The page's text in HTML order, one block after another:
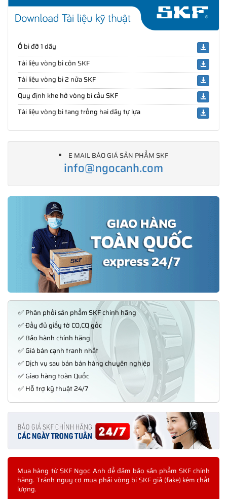
Ổ bi đỡ 1 dãy
Tài liệu vòng bi côn SKF
Tài liệu vòng bi 2 nửa SKF
Quy định khe hở vòng bi cầu SKF
Tài liệu vòng bi tang trống hai dãy tự lựa
E MAIL BÁO GIÁ SẢN PHẨM SKF
info@ngocanh.com
✅ Phân phối sản phẩm SKF chính hãng
✅ Đầy đủ giấy tờ CO,CQ gốc
✅ Bảo hành chính hãng
✅ Giá bán cạnh tranh nhất
✅ Dịch vụ sau bán bán hàng chuyên nghiệp
✅ Giao hàng toàn Quốc
✅ Hỗ trợ kỹ thuật 24/7
Mua hàng từ SKF Ngọc Anh để đảm bảo sản phẩm SKF chính
hãng. Tránh nguy cơ mua phải vòng bi SKF giả (fake) kém chất
lượng.